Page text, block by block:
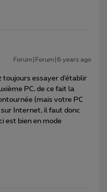
Forum|Forum|6 years ago
toujours essayer d’établir
PC, de ce fait la
(mais votre PC
Internet, il faut donc
est bien en mode